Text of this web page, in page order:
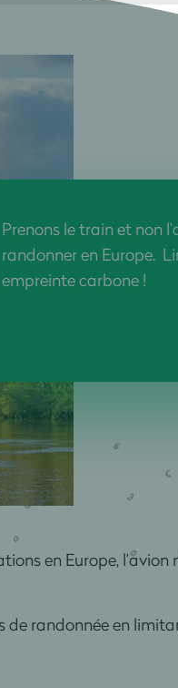
Prenons le train et non
randonner en Europe.
empreinte carbone !
en Europe, l’avion
de randonnée en